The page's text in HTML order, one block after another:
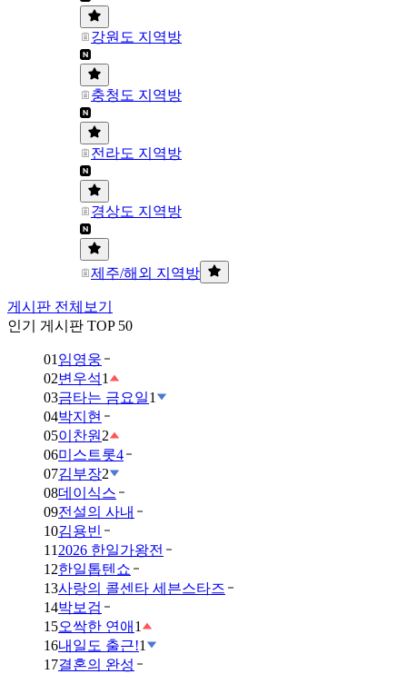
강원도 지역방
충청도 지역방
전라도 지역방
경상도 지역방
제주/해외 지역방
게시판 전체보기
인기 게시판 TOP 50
01 임영웅
02변우석1
03금타는 금요일1
04박지현
05이찬원 2
06미스트롯4
07김부장2
08데이식스
09전설의 사내
10김용빈
11 2026 한일가왕전
12한일톱텐쇼
13사랑의 콜센타 세븐스타즈
14박보검
15오싹한 연애 1
16내일도 출근!1
17결혼의 완성